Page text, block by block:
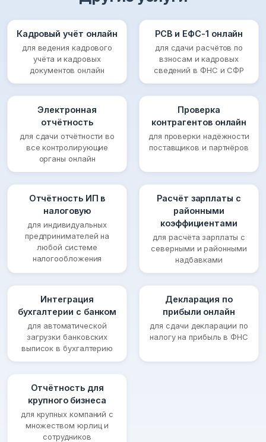
Кадровый учёт онлайн
для ведения кадрового
учёта и кадровых
документов онлайн
РСВ и ЕФС-1 онлайн
для сдачи расчётов по
взносам и кадровых
сведений в ФНС и СФР
Электронная
отчётность
для сдачи отчётности во
все контролирующие
органы онлайн
Проверка
контрагентов онлайн
для проверки надёжности
поставщиков и партнёров
Отчётность ИП в
налоговую
для индивидуальных
предпринимателей на
любой системе
налогообложения
Расчёт зарплаты с
районными
коэффициентами
для расчёта зарплаты с
северными и районными
надбавками
Интеграция
бухгалтерии с банком
для автоматической
загрузки банковских
выписок в бухгалтерию
Декларация по
прибыли онлайн
для сдачи декларации по
налогу на прибыль в ФНС
Отчётность для
крупного бизнеса
для крупных компаний с
множеством юрлиц и
сотрудников